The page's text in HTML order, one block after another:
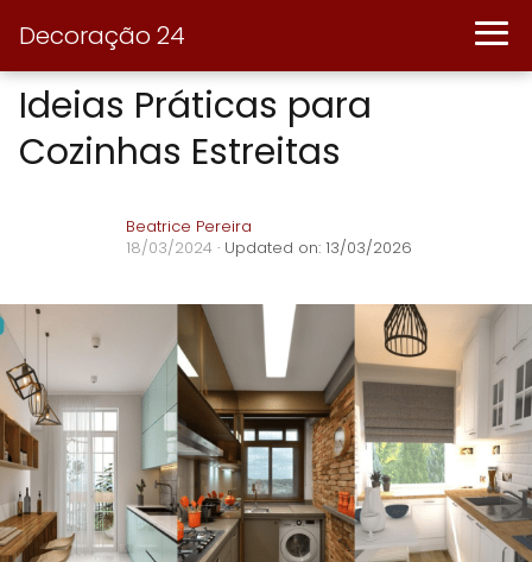
Decoração 24
Ideias Práticas para
Cozinhas Estreitas
Beatrice Pereira
18/03/2024 · Updated on: 13/03/2026